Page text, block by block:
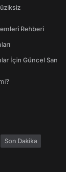
Rehberi
İçin Güncel San
Son Dakika